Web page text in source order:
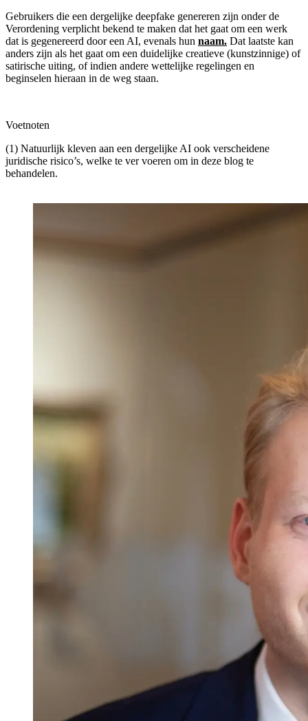
Gebruikers die een dergelijke deepfake genereren zijn onder de
Verordening verplicht bekend te maken dat het gaat om een werk
dat is gegenereerd door een AI, evenals hun naam. Dat laatste kan
anders zijn als het gaat om een duidelijke creatieve (kunstzinnige) of
satirische uiting, of indien andere wettelijke regelingen en
beginselen hieraan in de weg staan.
Voetnoten
(1) Natuurlijk kleven aan een dergelijke AI ook verscheidene
juridische risico’s, welke te ver voeren om in deze blog te
behandelen.